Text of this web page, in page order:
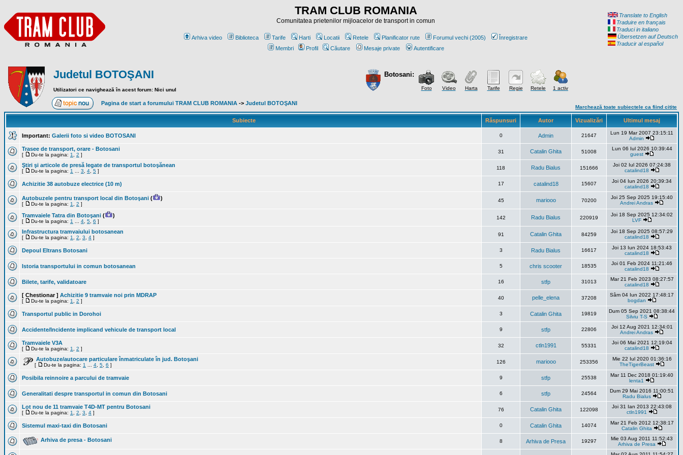
TRAM CLUB ROMANIA
Comunitatea prietenilor mijloacelor de transport in comun
Arhiva video Biblioteca Tarife Harti Locatii Retele Planificator rute Forumul vechi (2005)
Înregistrare
Membri
Profil Căutare Mesaje private Autentificare
Translate to English
Traduire en français
Traduci in italiano
Übersetzen auf Deutsch
Traducir al español
Judetul BOTOŞANI
Utilizatori ce navighează în acest forum: Nici unul
Botosani:
Foto Video Harta Tarife Regie Retele 1 activ
Pagina de start a forumului TRAM CLUB ROMANIA -> Judetul BOTOŞANI
Marchează toate subiectele ca fiind citite
Subiecte Răspunsuri Autor Vizualizări Ultimul mesaj
Important: Galerii foto si video BOTOSANI 0 Admin 21647
Lun 19 Mar 2007 23:15:11
Admin
Trasee de transport, orare - Botosani
[ Du-te la pagina: 1 2 ]
31 Catalin Ghita 51008
Lun 06 Iul 2026 10:39:44
guest
Ştiri şi articole de presă legate de transportul botoşănean
[ Du-te la pagina: 1 3 4 5 ]
118 Radu Bialus 151666
Joi 02 Iul 2026 07:24:38
catalind18
Achizitie 38 autobuze electrice (10 m) 17 catalind18 15607
Joi 04 Iun 2026 20:39:34
catalind18
Autobuzele pentru transport local din Botoşani ( )
[ Du-te la pagina: 1 2 ]
45 mariooo 70200
Joi 25 Sep 2025 19:15:40
Andrei Andras
Tramvaiele Tatra din Botoşani ( )
[ Du-te la pagina: 1 4 5 6 ]
142 Radu Bialus 220919
Joi 18 Sep 2025 12:34:02
LVF
Infrastructura tramvaiului botosanean
[ Du-te la pagina: 1 2 3 4 ]
91 Catalin Ghita 84259
Joi 18 Sep 2025 08:57:29
catalind18
Depoul Eltrans Botosani 3 Radu Bialus 16617
Joi 13 Iun 2024 18:53:43
catalind18
Istoria transportului in comun botosanean 5 chris scooter 18535
Joi 01 Feb 2024 11:21:46
catalind18
Bilete, tarife, validatoare 16 stfp 31013
Mar 21 Feb 2023 08:27:57
catalind18
[ Chestionar ] Achizitie 9 tramvaie noi prin MDRAP
[ Du-te la pagina: 1 2 ]
40 pelle_elena 37208
Sâm 04 Iun 2022 17:48:17
bogdan
Transportul public in Dorohoi 3 Catalin Ghita 19819
Dum 05 Sep 2021 08:38:44
Silviu T-S
Accidente/Incidente implicand vehicule de transport local 9 stfp 22806
Joi 12 Aug 2021 12:34:01
Andrei Andras
Tramvaiele V3A
[ Du-te la pagina: 1 2 ]
32 ctln1991 55331
Joi 06 Mai 2021 12:19:04
catalind18
Autobuze/autocare particulare înmatriculate în jud. Botoşani
[ Du-te la pagina: 1 4 5 6 ]
126 mariooo 253356
Mie 22 Iul 2020 01:36:16
TheTigerBeast
Posibila reinnoire a parcului de tramvaie 9 stfp 25538
Mar 11 Dec 2018 01:19:40
lenta1
Generalitati despre transportul in comun din Botosani 6 stfp 24564
Dum 29 Mai 2016 11:00:51
Radu Bialus
Lot nou de 11 tramvaie T4D-MT pentru Botosani
[ Du-te la pagina: 1 2 3 4 ]
76 Catalin Ghita 122098
Joi 31 Ian 2013 22:43:08
ctln1991
Sistemul maxi-taxi din Botosani 0 Catalin Ghita 14074
Mar 21 Feb 2012 12:38:17
Catalin Ghita
Arhiva de presa - Botosani 8 Arhiva de Presa 19297
Mie 03 Aug 2011 11:52:43
Arhiva de Presa